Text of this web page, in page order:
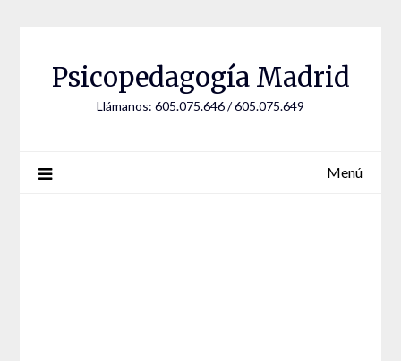
Psicopedagogía Madrid
Llámanos: 605.075.646 / 605.075.649
Menú